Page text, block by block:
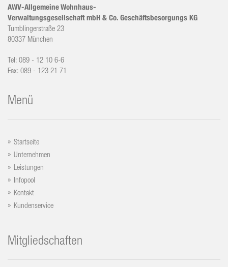
AWV-Allgemeine Wohnhaus-
Verwaltungsgesellschaft mbH & Co. Geschäftsbesorgungs KG
Tumblingerstraße 23
80337 München
Tel: 089 - 12 10 6-6
Fax: 089 - 123 21 71
Menü
Startseite
Unternehmen
Leistungen
Infopool
Kontakt
Kundenservice
Mitgliedschaften